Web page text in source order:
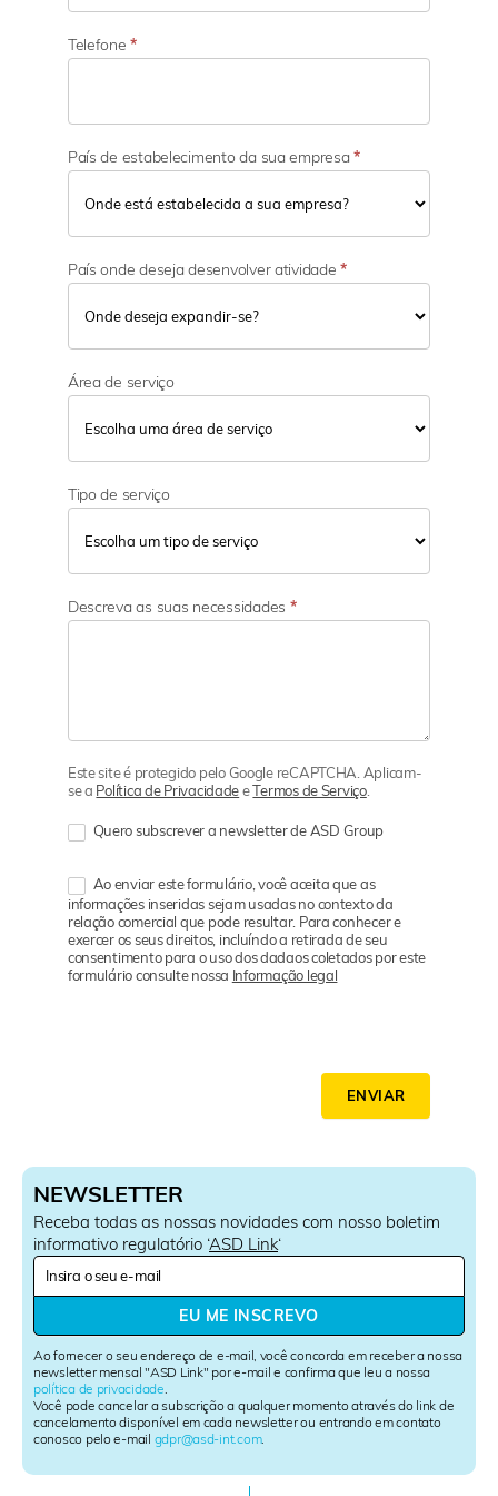
NEWSLETTER
Receba todas as nossas novidades com nosso boletim
informativo regulatório ‘ASD Link‘
N
s
l
e
t
t
e
S
Ao fornecer o seu endereço de e-mail, você concorda em receber a nossa
newsletter mensal "ASD Link" por e-mail e confirma que leu a nossa
política de privacidade
Você pode cancelar a subscrição a qualquer momento através do link de
cancelamento disponível em cada newsletter ou entrando em contato
conosco pelo e-mail gdpr@asd-int.com.
EU ME INSCREVO
e
Telefone*
País de estabelecimento da sua empresa*
País onde deseja desenvolver atividade*
Área de serviço
Tipo de serviço
Descreva as suas necessidades *
Este site é protegido pelo Google reCAPTCHA. Aplicam-
se a Política de PrivacidadeeTermos de Serviço.
Quero subscrever a newsletter de ASD Group
Ao enviar este formulário, você aceita que as
informações inseridas sejam usadas no contexto da
relação comercial que pode resultar. Para conhecer e
exercer os seus direitos, incluíndo a retirada de seu
consentimento para o uso dos dadaos coletados por este
formulário consulte nossa Informação legal
ENVIAR